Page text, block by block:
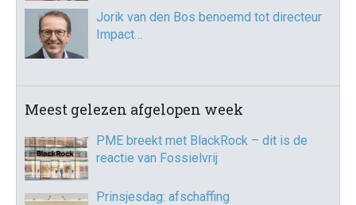
Jorik van den Bos benoemd tot directeur
Impact…
Meest gelezen afgelopen week
PME breekt met BlackRock – dit is de
reactie van Fossielvrij
Prinsjesdag: afschaffing